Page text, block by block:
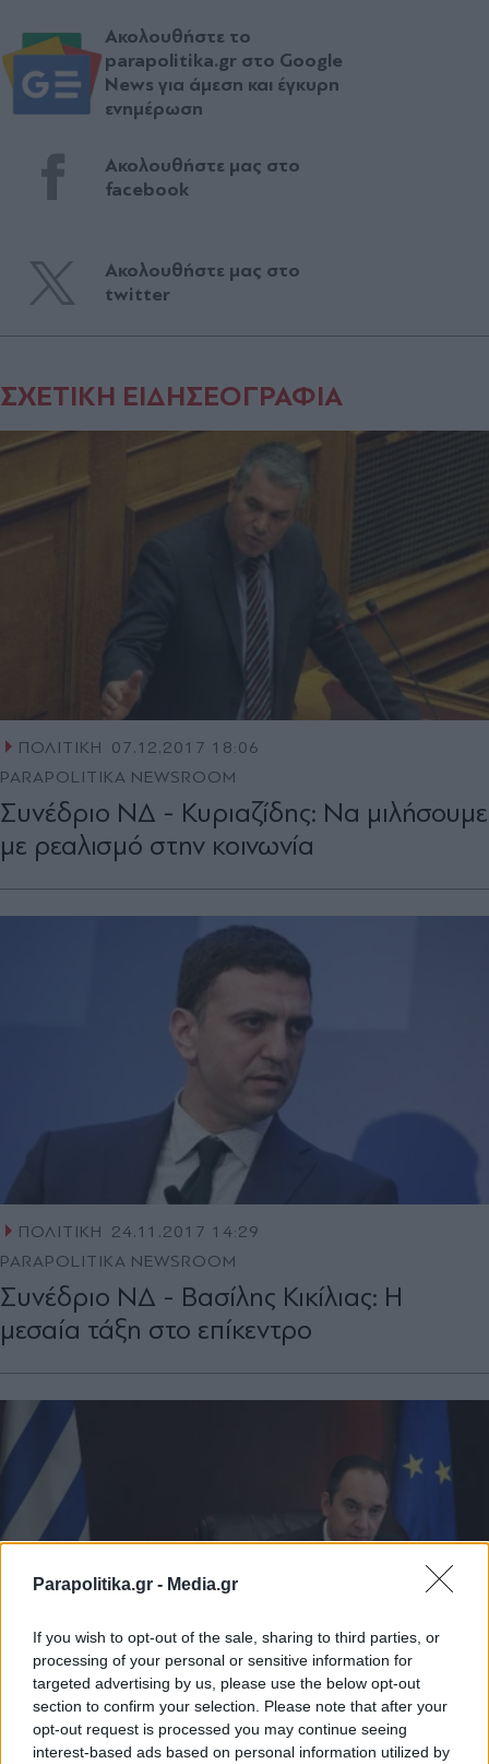
Parapolitika.gr - Media.gr
If you wish to opt-out of the sale, sharing to third parties, or
processing of your personal or sensitive information for
targeted advertising by us, please use the below opt-out
section to confirm your selection. Please note that after your
opt-out request is processed you may continue seeing
interest-based ads based on personal information utilized by
Ακολουθήστε το
parapolitika.gr στο Google
News για άμεση και έγκυρη
ενημέρωση
Ακολουθήστε μας στο
facebook
Ακολουθήστε μας στο
twitter
ΣΧΕΤΙΚΗ ΕΙΔΗΣΕΟΓΡΑΦΙΑ
ΠΟΛΙΤΙΚΗ
07.12.2017 18:06
PARAPOLITIKA NEWSROOM
Συνέδριο ΝΔ - Κυριαζίδης: Να μιλήσουμε
με ρεαλισμό στην κοινωνία
ΠΟΛΙΤΙΚΗ
24.11.2017 14:29
PARAPOLITIKA NEWSROOM
Συνέδριο ΝΔ - Βασίλης Κικίλιας: Η
μεσαία τάξη στο επίκεντρο
ΠΟΛΙΤΙΚΗ
21.11.2017 15:30
PARAPOLITIKA NEWSROOM